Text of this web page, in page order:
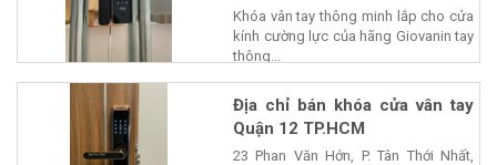
Khóa vân tay thông minh lắp cho cửa
kính cường lực của hãng Giovanin tay
thông...
Địa chỉ bán khóa cửa vân tay
Quận 12 TP.HCM
23 Phan Văn Hớn, P. Tân Thới Nhất,